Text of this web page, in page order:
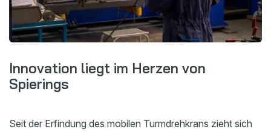
Innovation liegt im Herzen von
Spierings
Seit der Erfindung des mobilen Turmdrehkrans zieht sich